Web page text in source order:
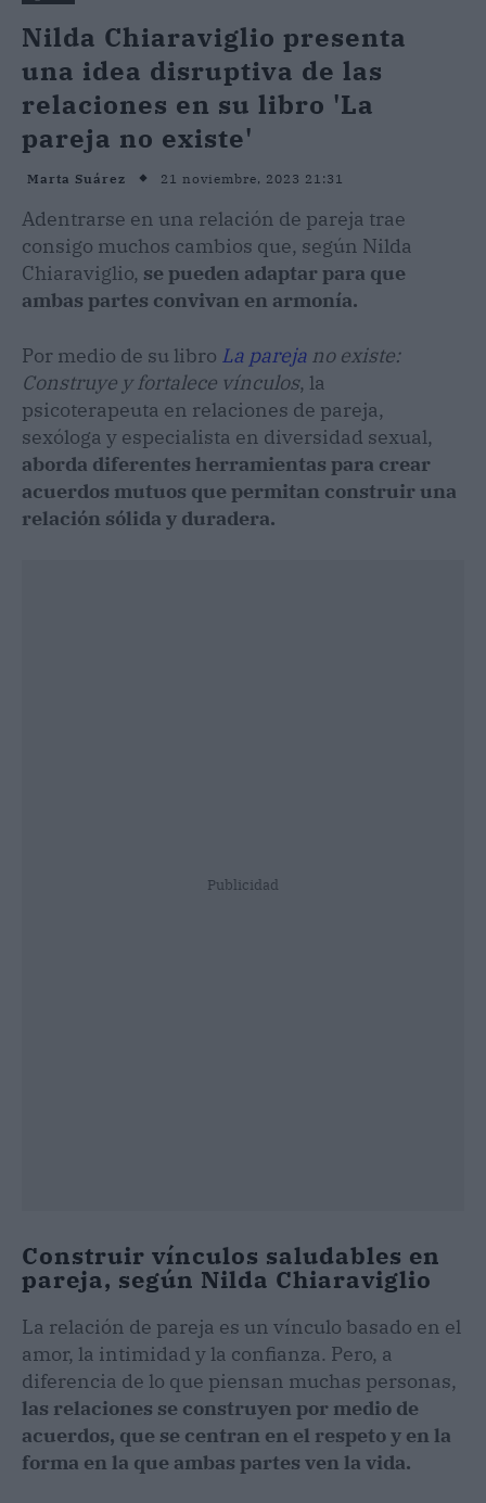
Nilda Chiaraviglio presenta
una idea disruptiva de las
relaciones en su libro 'La
pareja no existe'
Marta Suárez 21 noviembre, 2023 21:31
Adentrarse en una relación de pareja trae
consigo muchos cambios que, según Nilda
Chiaraviglio, se pueden adaptar para que
ambas partes convivan en armonía.
Por medio de su libro La pareja no existe:
Construye y fortalece vínculos, la
psicoterapeuta en relaciones de pareja,
sexóloga y especialista en diversidad sexual,
aborda diferentes herramientas para crear
acuerdos mutuos que permitan construir una
relación sólida y duradera.
Publicidad
Construir vínculos saludables en
pareja, según Nilda Chiaraviglio
La relación de pareja es un vínculo basado en el
amor, la intimidad y la confianza. Pero, a
diferencia de lo que piensan muchas personas,
las relaciones se construyen por medio de
acuerdos, que se centran en el respeto y en la
forma en la que ambas partes ven la vida.